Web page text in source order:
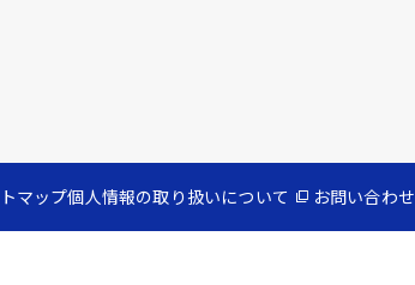
マップ個人情報の取り扱いについて お問い合わせ